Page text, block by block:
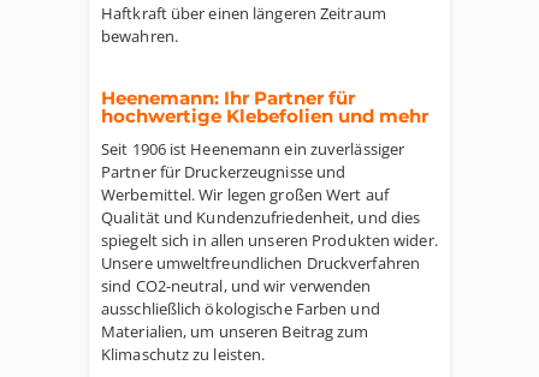
Haftkraft über einen längeren Zeitraum
bewahren.
Heenemann: Ihr Partner für
hochwertige Klebefolien und mehr
Seit 1906 ist Heenemann ein zuverlässiger
Partner für Druckerzeugnisse und
Werbemittel. Wir legen großen Wert auf
Qualität und Kundenzufriedenheit, und dies
spiegelt sich in allen unseren Produkten wider.
Unsere umweltfreundlichen Druckverfahren
sind CO2-neutral, und wir verwenden
ausschließlich ökologische Farben und
Materialien, um unseren Beitrag zum
Klimaschutz zu leisten.